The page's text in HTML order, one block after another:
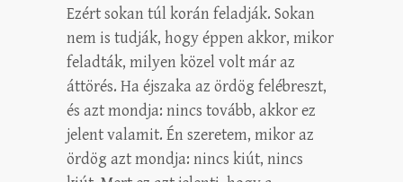
Ezért sokan túl korán feladják. Sokan
nem is tudják, hogy éppen akkor, mikor
feladták, milyen közel volt már az
áttörés. Ha éjszaka az ördög felébreszt,
és azt mondja: nincs tovább, akkor ez
jelent valamit. Én szeretem, mikor az
ördög azt mondja: nincs kiút, nincs